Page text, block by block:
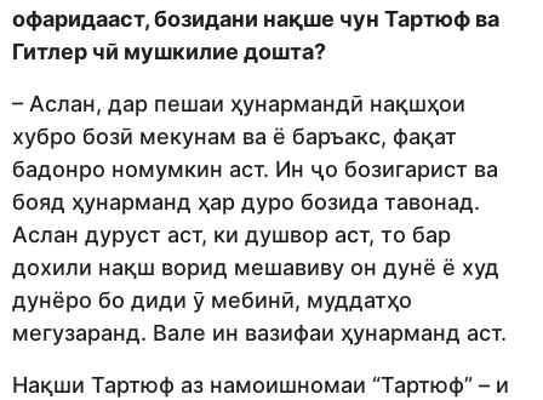
офаридааст, бозидани нақше чун Тартюф ва
Гитлер чӣ мушкилие дошта?
– Аслан, дар пешаи ҳунармандӣ нақшҳои
хубро бозӣ мекунам ва ё баръакс, фақат
бадонро номумкин аст. Ин ҷо бозигарист ва
бояд ҳунарманд ҳар дуро бозида тавонад.
Аслан дуруст аст, ки душвор аст, то бар
дохили нақш ворид мешавиву он дунё ё худ
дунёро бо диди ӯ мебинӣ, муддатҳо
мегузаранд. Вале ин вазифаи ҳунарманд аст.
Нақши Тартюф аз намоишномаи “Тартюф” – и